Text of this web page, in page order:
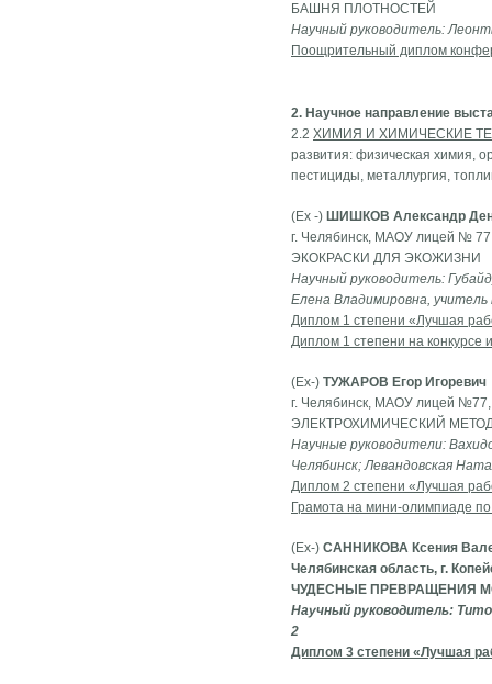
БАШНЯ ПЛОТНОСТЕЙ
Научный руководитель:
Поощрительный диплом
2. Научное направление
2.2 ХИМИЯ И ХИМИЧЕСКИЕ
развития: физическая химия,
пестициды, металлургия,
(Ех -) ШИШКОВ Александр
г. Челябинск, МАОУ лицей №
ЭКОКРАСКИ ДЛЯ ЭКОЖИЗНИ
Научный руководитель:
Елена Владимировна,
Диплом 1 степени «Лучшая
Диплом 1 степени на конкурсе
(Ех-) ТУЖАРОВ Егор Игоревич
г. Челябинск, МАОУ лицей №77,
ЭЛЕКТРОХИМИЧЕСКИЙ
Научные руководители:
Челябинск; Левандовская
Диплом 2 степени «Лучшая
Грамота на мини-олимпиаде
(Ех-) САННИКОВА Ксения
Челябинская область, г.
ЧУДЕСНЫЕ ПРЕВРАЩЕНИЯ
Научный руководитель:
2
Диплом 3 степени «Лучшая